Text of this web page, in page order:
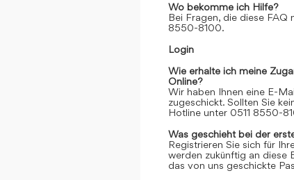
Wo bekomme ich Hilfe?
Bei Fragen, die diese FAQ
8550-8100.
Login
Wie erhalte ich meine
Online?
Wir haben Ihnen eine E-
zugeschickt. Sollten Sie
Hotline unter 0511 8550-
Was geschieht bei der
Registrieren Sie sich für
werden zukünftig an diese
das von uns geschickte